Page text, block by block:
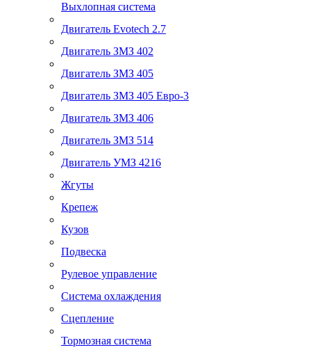
Выхлопная система
Двигатель Evotech 2.7
Двигатель ЗМЗ 402
Двигатель ЗМЗ 405
Двигатель ЗМЗ 405 Евро-3
Двигатель ЗМЗ 406
Двигатель ЗМЗ 514
Двигатель УМЗ 4216
Жгуты
Крепеж
Кузов
Подвеска
Рулевое управление
Система охлаждения
Сцепление
Тормозная система